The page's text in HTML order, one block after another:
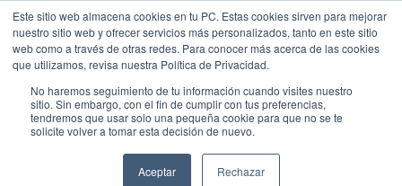
Este sitio web almacena cookies en tu PC. Estas cookies sirven para mejorar
nuestro sitio web y ofrecer servicios más personalizados, tanto en este sitio
web como a través de otras redes. Para conocer más acerca de las cookies
que utilizamos, revisa nuestra Política de Privacidad.
No haremos seguimiento de tu información cuando visites nuestro
sitio. Sin embargo, con el fin de cumplir con tus preferencias,
tendremos que usar solo una pequeña cookie para que no se te
solicite volver a tomar esta decisión de nuevo.
Aceptar Rechazar